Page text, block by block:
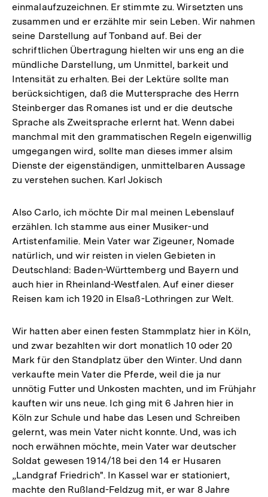
einmalaufzuzeichnen. Er stimmte zu. Wirsetzten uns
zusammen und er erzählte mir sein Leben. Wir nahmen
seine Darstellung auf Tonband auf. Bei der
schriftlichen Übertragung hielten wir uns eng an die
mündliche Darstellung, um Unmittel, barkeit und
Intensität zu erhalten. Bei der Lektüre sollte man
berücksichtigen, daß die Muttersprache des Herrn
Steinberger das Romanes ist und er die deutsche
Sprache als Zweitsprache erlernt hat. Wenn dabei
manchmal mit den grammatischen Regeln eigenwillig
umgegangen wird, sollte man dieses immer alsim
Dienste der eigenständigen, unmittelbaren Aussage
zu verstehen suchen. Karl Jokisch
Also Carlo, ich möchte Dir mal meinen Lebenslauf
erzählen. Ich stamme aus einer Musiker-und
Artistenfamilie. Mein Vater war Zigeuner, Nomade
natürlich, und wir reisten in vielen Gebieten in
Deutschland: Baden-Württemberg und Bayern und
auch hier in Rheinland-Westfalen. Auf einer dieser
Reisen kam ich 1920 in Elsaß-Lothringen zur Welt.
Wir hatten aber einen festen Stammplatz hier in Köln,
und zwar bezahlten wir dort monatlich 10 oder 20
Mark für den Standplatz über den Winter. Und dann
verkaufte mein Vater die Pferde, weil die ja nur
unnötig Futter und Unkosten machten, und im Frühjahr
kauften wir uns neue. Ich ging mit 6 Jahren hier in
Köln zur Schule und habe das Lesen und Schreiben
gelernt, was mein Vater nicht konnte. Und, was ich
noch erwähnen möchte, mein Vater war deutscher
Soldat gewesen 1914/18 bei den 14 er Husaren
„Landgraf Friedrich". In Kassel war er stationiert,
machte den Rußland-Feldzug mit, er war 8 Jahre